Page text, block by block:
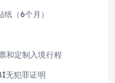
（6个月）
和定制入境行程
无犯罪证明